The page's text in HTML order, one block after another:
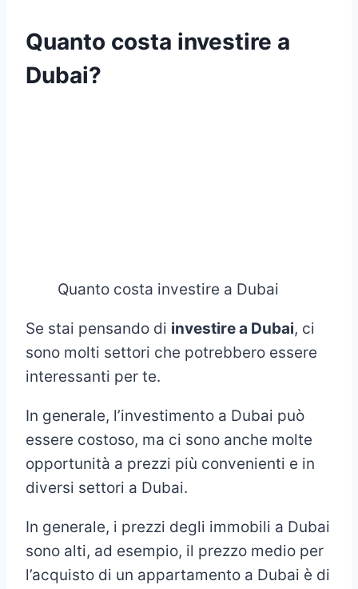
Quanto costa investire a
Dubai?
Quanto costa investire a Dubai
Se stai pensando di investire a Dubai, ci
sono molti settori che potrebbero essere
interessanti per te.
In generale, l’investimento a Dubai può
essere costoso, ma ci sono anche molte
opportunità a prezzi più convenienti e in
diversi settori a Dubai.
In generale, i prezzi degli immobili a Dubai
sono alti, ad esempio, il prezzo medio per
l’acquisto di un appartamento a Dubai è di